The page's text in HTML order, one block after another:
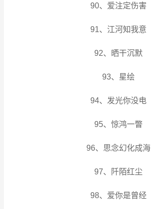
90、爱注定伤害
91、江河知我意
92、晒干沉默
93、星绘
94、发光你没电
95、惊鸿一瞥
96、思念幻化成海
97、阡陌红尘
98、爱你是曾经